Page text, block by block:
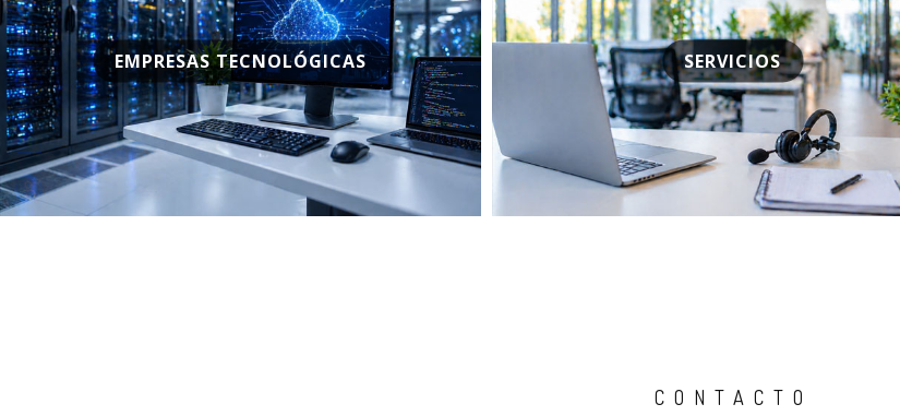
EMPRESAS TECNOLÓGICAS SERVICIOS
CONTACTO